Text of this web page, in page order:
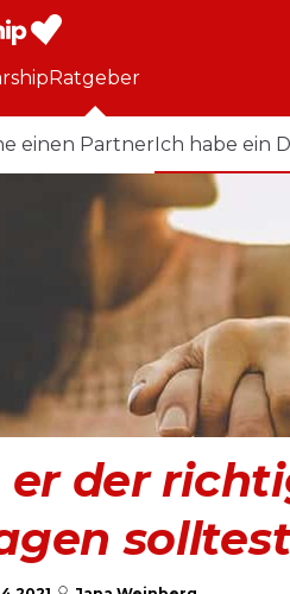
Ratgeber
einen PartnerIch habe ein
er der